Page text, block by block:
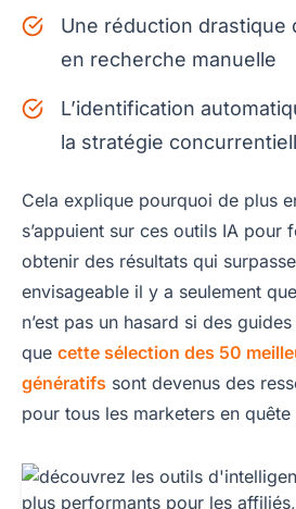
Une réduction drastique
en recherche manuelle
L’identification
la stratégie
Cela explique pourquoi de plus
s’appuient sur ces outils IA pour
obtenir des résultats qui
envisageable il y a seulement
n’est pas un hasard si des
que cette sélection des 50
génératifs sont devenus des
pour tous les marketers en